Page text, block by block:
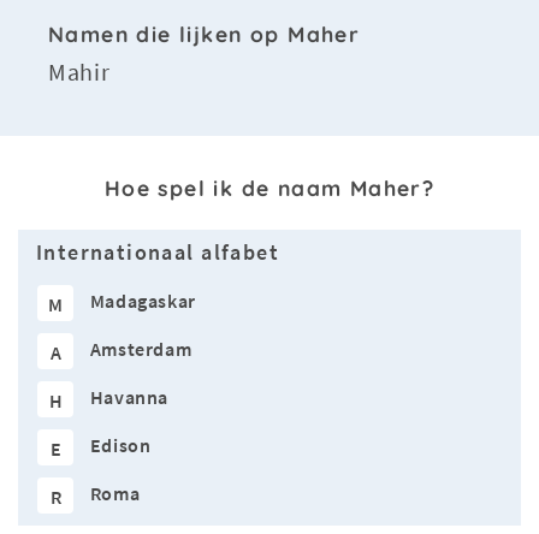
Namen die lijken op Maher
Mahir
Hoe spel ik de naam Maher?
Internationaal alfabet
M Madagaskar
A Amsterdam
H Havanna
E Edison
R Roma